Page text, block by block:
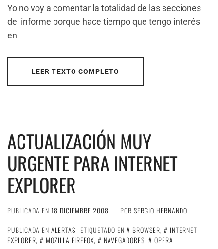
Yo no voy a comentar la totalidad de las secciones
del informe porque hace tiempo que tengo interés
en
LEER TEXTO COMPLETO
ACTUALIZACIÓN MUY
URGENTE PARA INTERNET
EXPLORER
PUBLICADA EN 18 DICIEMBRE 2008 POR SERGIO HERNANDO
PUBLICADA EN ALERTAS ETIQUETADO EN BROWSER,
INTERNET
EXPLORER, MOZILLA FIREFOX, NAVEGADORES,
OPERA